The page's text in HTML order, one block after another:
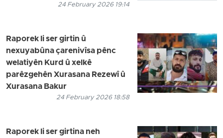
24 February 2026 19:14
Raporek li ser girtin û
nexuyabûna çarenivîsa pênc
welatiyên Kurd û xelkê
parêzgehên Xurasana Rezewî û
Xurasana Bakur
24 February 2026 18:58
Raporek li ser girtina neh